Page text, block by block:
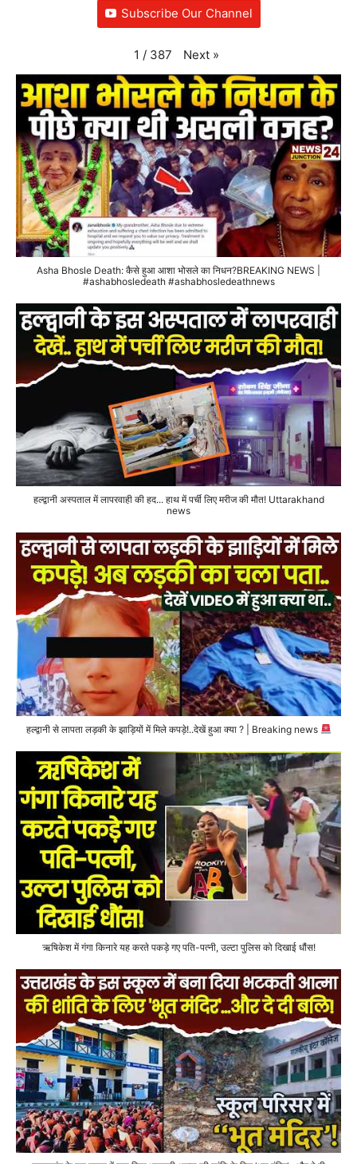
Subscribe Our Channel
1 / 387 Next »
Asha Bhosle Death: कैसे हुआ आशा भोसले का निधन?BREAKING NEWS |
#ashabhosledeath #ashabhosledeathnews
हल्द्वानी अस्पताल में लापरवाही की हद... हाथ में पर्ची लिए मरीज की मौत! Uttarakhand
news
हल्द्वानी से लापता लड़की के झाड़ियों में मिले कपड़े!..देखें हुआ क्या ? | Breaking news
ऋषिकेश में गंगा किनारे यह करते पकड़े गए पति-पत्नी, उल्टा पुलिस को दिखाई धौंस!